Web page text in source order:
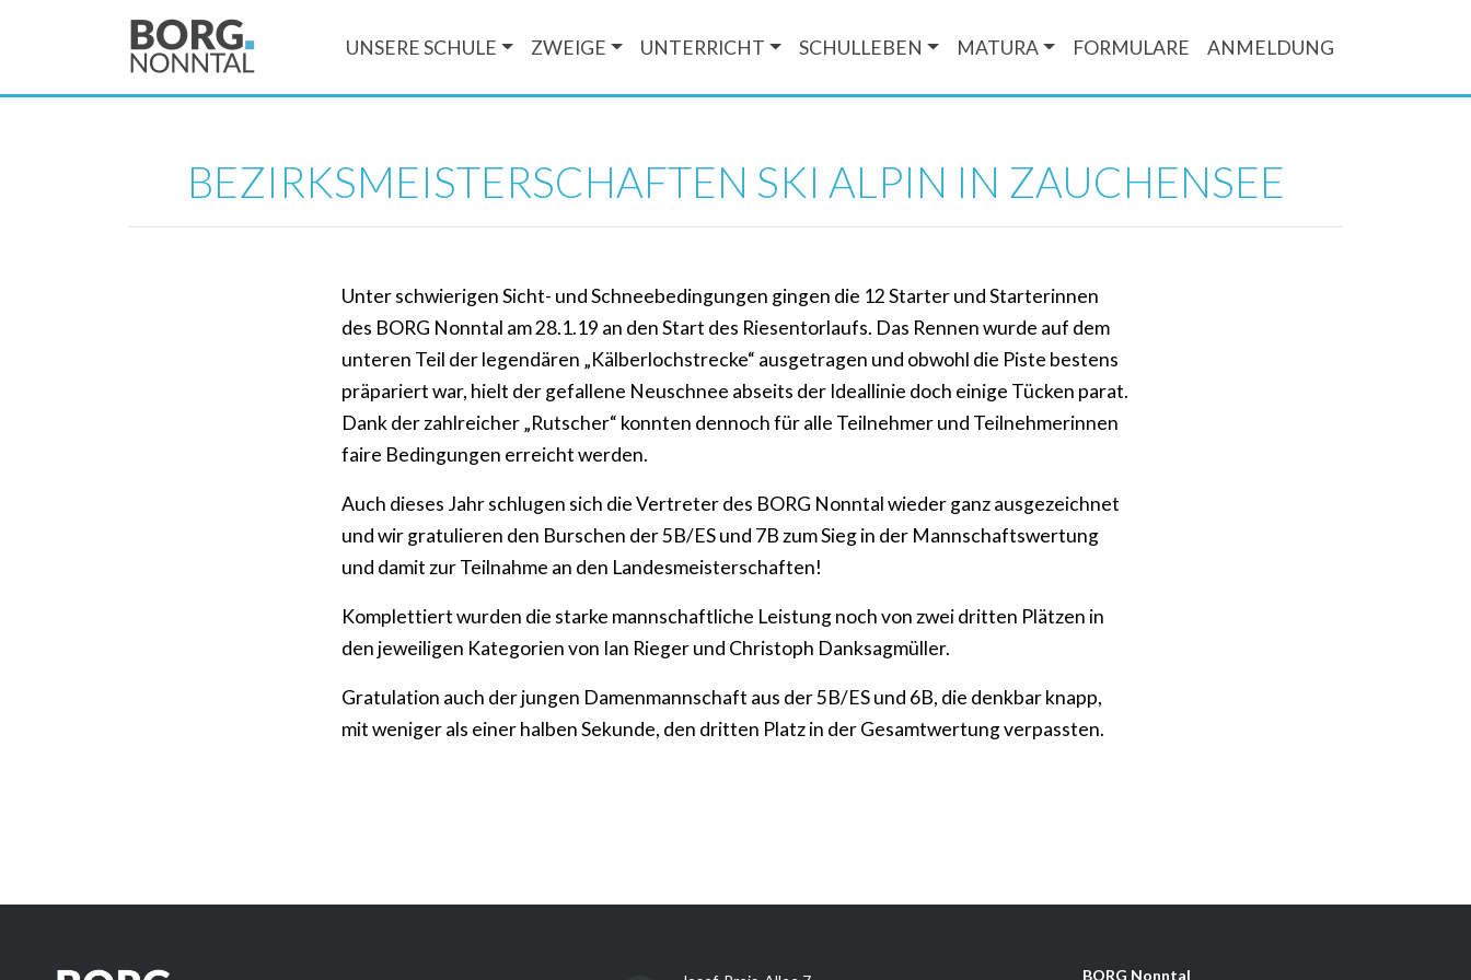
UNSERE SCHULE ZWEIGE UNTERRICHT SCHULLEBEN MATURA FORMULARE ANMELDUNG
BEZIRKSMEISTERSCHAFTEN SKI ALPIN IN ZAUCHENSEE
Unter schwierigen Sicht- und Schneebedingungen gingen die 12 Starter und Starterinnen
des BORG Nonntal am 28.1.19 an den Start des Riesentorlaufs. Das Rennen wurde auf dem
unteren Teil der legendären „Kälberlochstrecke“ ausgetragen und obwohl die Piste bestens
präpariert war, hielt der gefallene Neuschnee abseits der Ideallinie doch einige Tücken parat.
Dank der zahlreicher „Rutscher“ konnten dennoch für alle Teilnehmer und Teilnehmerinnen
faire Bedingungen erreicht werden.
Auch dieses Jahr schlugen sich die Vertreter des BORG Nonntal wieder ganz ausgezeichnet
und wir gratulieren den Burschen der 5B/ES und 7B zum Sieg in der Mannschaftswertung
und damit zur Teilnahme an den Landesmeisterschaften!
Komplettiert wurden die starke mannschaftliche Leistung noch von zwei dritten Plätzen in
den jeweiligen Kategorien von Ian Rieger und Christoph Danksagmüller.
Gratulation auch der jungen Damenmannschaft aus der 5B/ES und 6B, die denkbar knapp,
mit weniger als einer halben Sekunde, den dritten Platz in der Gesamtwertung verpassten.
BORG Nonntal